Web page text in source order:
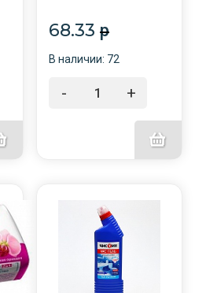
косметик/
68.33 p
В наличии: 72
- +